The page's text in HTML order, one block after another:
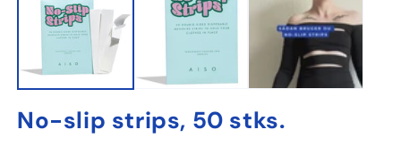
modus
No-slip strips, 50 stks.